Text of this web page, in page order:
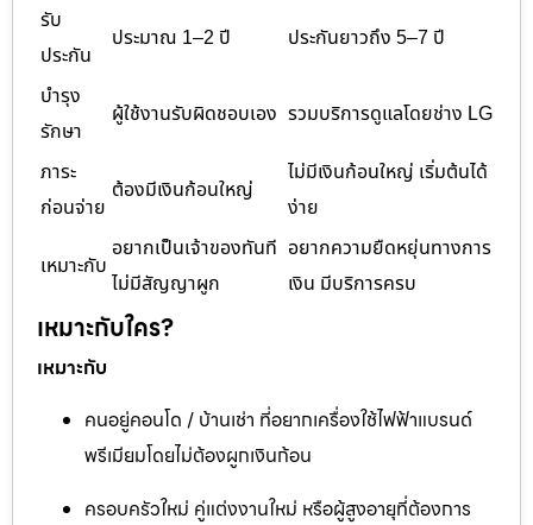
รับ
ประกัน
ประมาณ 1–2 ปี ประกันยาวถึง 5–7 ปี
บำรุง
รักษา
ผู้ใช้งานรับผิดชอบเอง รวมบริการดูแลโดยช่าง LG
ภาระ
ก่อนจ่าย
ต้องมีเงินก้อนใหญ่
ไม่มีเงินก้อนใหญ่ เริ่มต้นได้
ง่าย
เหมาะกับ
อยากเป็นเจ้าของทันที
ไม่มีสัญญาผูก
อยากความยืดหยุ่นทางการ
เงิน มีบริการครบ
เหมาะกับใคร?
เหมาะกับ
คนอยู่คอนโด / บ้านเช่า ที่อยากเครื่องใช้ไฟฟ้าแบรนด์
พรีเมียมโดยไม่ต้องผูกเงินก้อน
ครอบครัวใหม่ คู่แต่งงานใหม่ หรือผู้สูงอายุที่ต้องการ